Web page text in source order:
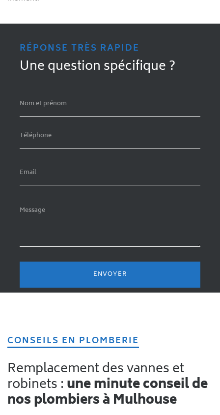
RÉPONSE TRÈS RAPIDE
Une question spécifique ?
CONSEILS EN PLOMBERIE
Remplacement des vannes et
robinets : une minute conseil de
nos plombiers à Mulhouse